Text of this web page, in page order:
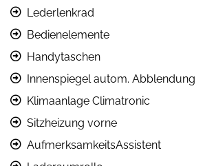
Lederlenkrad
Bedienelemente
Handytaschen
Innenspiegel autom. Abblendung
Klimaanlage Climatronic
Sitzheizung vorne
AufmerksamkeitsAssistent